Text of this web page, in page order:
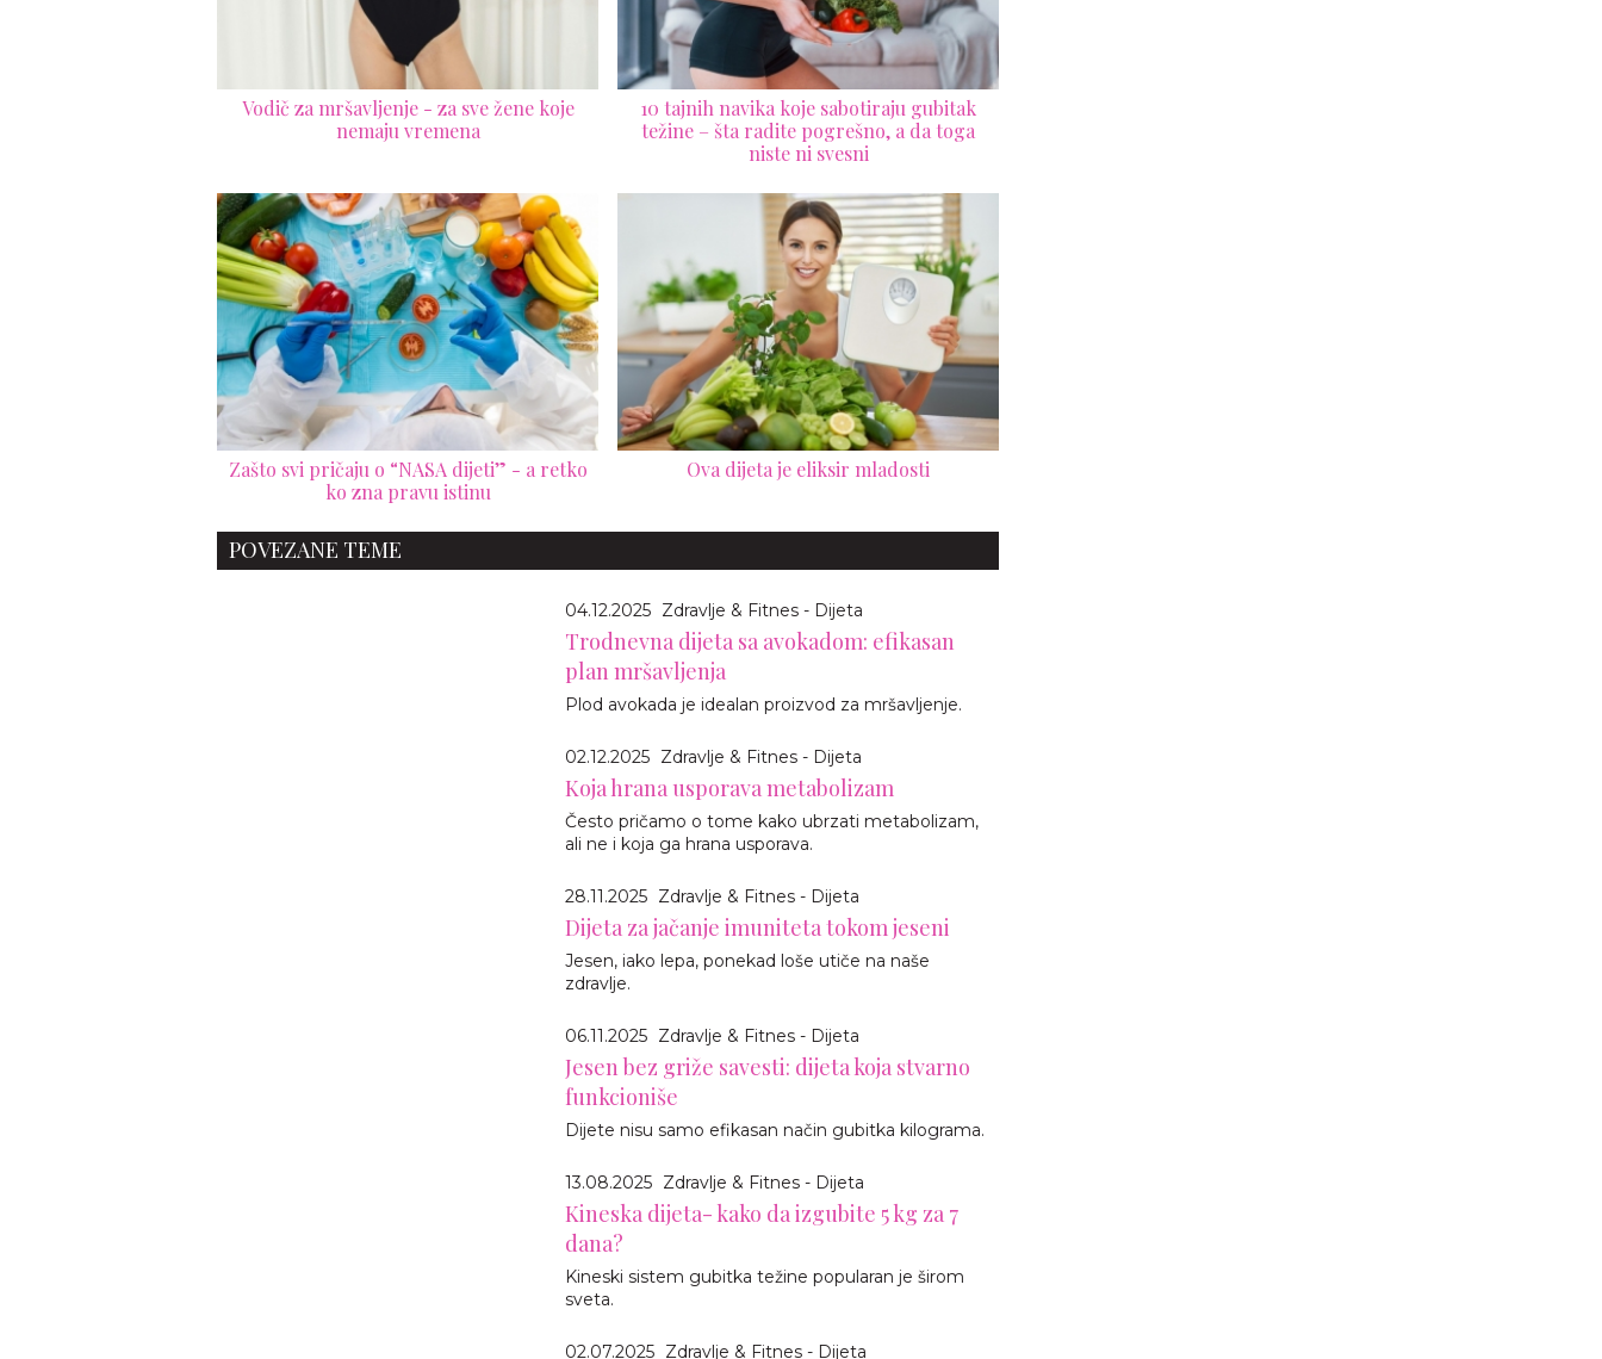
Vodič za mršavljenje - za sve žene koje
nemaju vremena
10 tajnih navika koje sabotiraju gubitak
težine – šta radite pogrešno, a da toga
niste ni svesni
Zašto svi pričaju o “NASA dijeti” - a retko
ko zna pravu istinu
Ova dijeta je eliksir mladosti
POVEZANE TEME
04.12.2025 Zdravlje & Fitnes - Dijeta
Trodnevna dijeta sa avokadom: efikasan
plan mršavljenja
Plod avokada je idealan proizvod za mršavljenje.
02.12.2025 Zdravlje & Fitnes - Dijeta
Koja hrana usporava metabolizam
Često pričamo o tome kako ubrzati metabolizam,
ali ne i koja ga hrana usporava.
28.11.2025 Zdravlje & Fitnes - Dijeta
Dijeta za jačanje imuniteta tokom jeseni
Jesen, iako lepa, ponekad loše utiče na naše
zdravlje.
06.11.2025 Zdravlje & Fitnes - Dijeta
Jesen bez griže savesti: dijeta koja stvarno
funkcioniše
Dijete nisu samo efikasan način gubitka kilograma.
13.08.2025 Zdravlje & Fitnes - Dijeta
Kineska dijeta- kako da izgubite 5 kg za 7
dana?
Kineski sistem gubitka težine popularan je širom
sveta.
02.07.2025 Zdravlje & Fitnes - Dijeta